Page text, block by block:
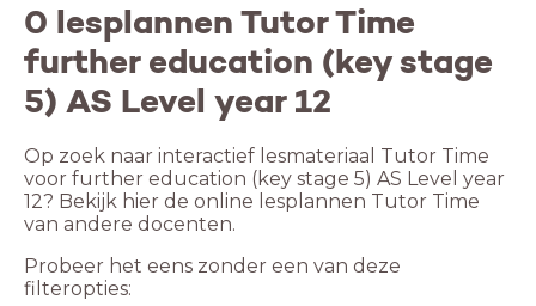
0 lesplannen Tutor Time
further education (key stage
5) AS Level year 12
Op zoek naar interactief lesmateriaal Tutor Time
voor further education (key stage 5) AS Level year
12? Bekijk hier de online lesplannen Tutor Time
van andere docenten.
Probeer het eens zonder een van deze
filteropties: